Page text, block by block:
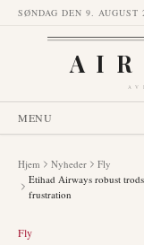
SØNDAG DEN 9. AUGUST
MENU
Hjem Nyheder
Fly
Etihad Airways robust
frustration
Fly